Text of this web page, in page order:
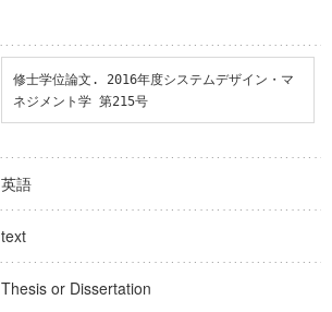
修士学位論文. 2016年度システムデザイン・マ
ネジメント学 第215号
英語
text
Thesis or Dissertation